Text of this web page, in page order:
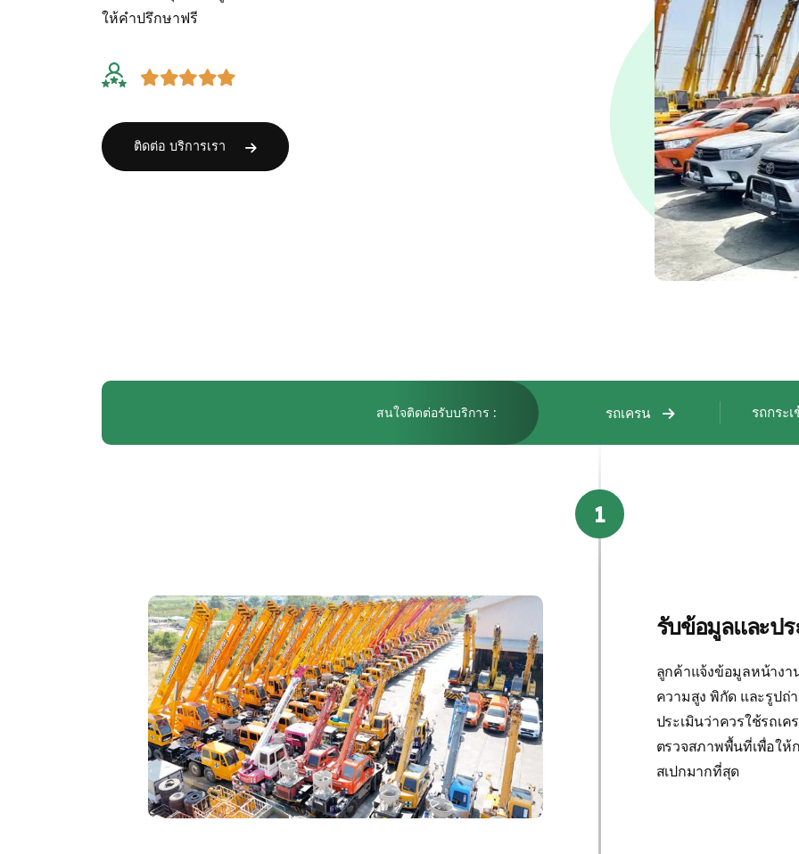
ให้คำปรึกษาฟรี
ติดต่อ บริการเรา
สนใจติดต่อรับบริการ : รถเครน รถกระ
1
รับข้อมูลและปร
ลูกค้าแจ้งข้อมูลหน้างา
ความสูง พิกัด และรูปถ่
ประเมินว่าควรใช้รถเ
ตรวจสภาพพื้นที่เพื่อให้
สเปกมากที่สุด